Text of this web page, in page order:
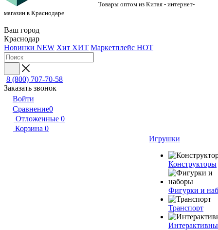
Товары оптом из Китая - интернет-
магазин в Краснодаре
Ваш город
Краснодар
Новинки NEW Хит ХИТ Маркетплейс HOT
8 (800) 707-70-58
Заказать звонок
Войти
Сравнение0
Отложенные 0
Корзина 0
Игрушки
Конструкторы
Фигурки и
Транспорт